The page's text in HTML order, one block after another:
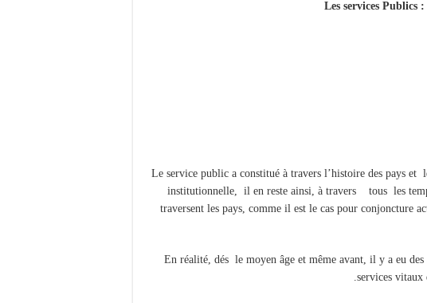
Les services Publics
Le service public a constitué à travers l’histoire des pays et
institutionnelle, il en reste ainsi, à travers tous les
traversent les pays, comme il est le cas pour conjoncture
En réalité, dés le moyen âge et même avant, il y a eu
services vitaux